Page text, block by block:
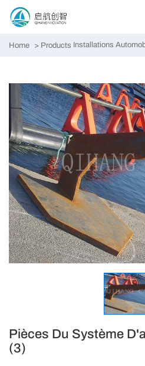
Home Products Installations
Pièces Du Système
(3)